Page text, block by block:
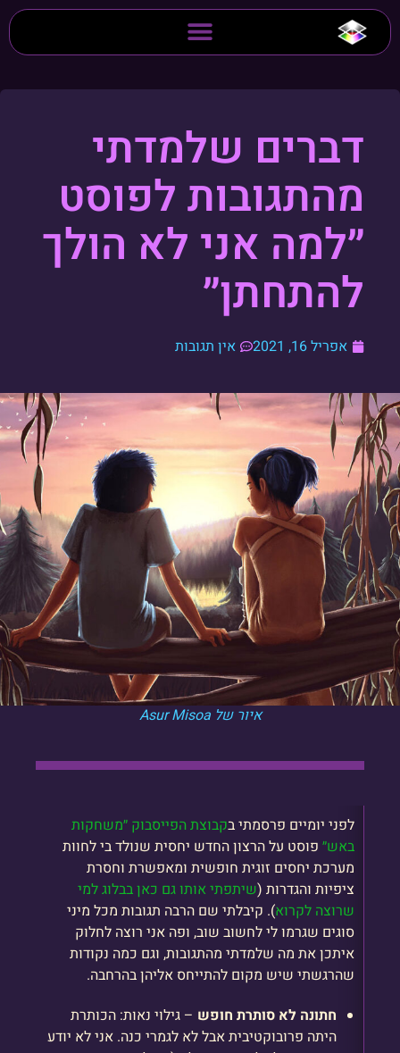
דברים שלמדתי
מהתגובות לפוסט
״למה אני לא הולך
להתחתן״
אפריל 16, 2021 אין תגובות
איור של Asur Misoa
לפני יומיים פרסמתי בקבוצת הפייסבוק ״משחקות
באש״ פוסט על הרצון החדש יחסית שנולד בי לחוות
מערכת יחסים זוגית חופשית ומאפשרת וחסרת
ציפיות והגדרות (שיתפתי אותו גם כאן בבלוג למי
שרוצה לקרוא). קיבלתי שם הרבה תגובות מכל מיני
סוגים שגרמו לי לחשוב שוב, ופה אני רוצה לחלוק
איתכן את מה שלמדתי מהתגובות, וגם כמה נקודות
שהרגשתי שיש מקום להתייחס אליהן בהרחבה.
חתונה לא סותרת חופש – גילוי נאות: הכותרת
היתה פרובוקטיבית אבל לא לגמרי כנה. אני לא יודע